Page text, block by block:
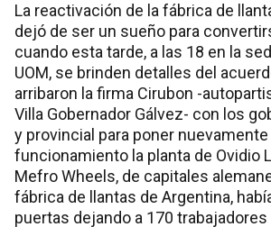
La reactivación de la fábrica de
dejó de ser un sueño para
cuando esta tarde, a las 18 en la
UOM, se brinden detalles del
arribaron la firma Cirubon -
Villa Gobernador Gálvez- con los
y provincial para poner nuevamente
funcionamiento la planta de Ovidio
Mefro Wheels, de capitales
fábrica de llantas de Argentina,
puertas dejando a 170 trabajadores